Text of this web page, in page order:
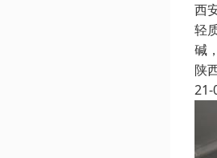
西
轻
碱
陕
21-